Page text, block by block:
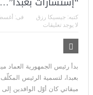
كتبه: جيسيكا رزق فى: أغسطس
لا يوجد تعليقات
بدأ رئيس الجمهورية العماد
بعبدا، لتسمية الرئيس
ميقاتي كان أوّل الوافدين